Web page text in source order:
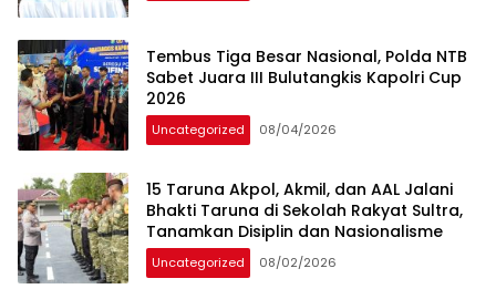
Tembus Tiga Besar Nasional, Polda NTB
Sabet Juara III Bulutangkis Kapolri Cup
2026
Uncategorized 08/04/2026
15 Taruna Akpol, Akmil, dan AAL Jalani
Bhakti Taruna di Sekolah Rakyat Sultra,
Tanamkan Disiplin dan Nasionalisme
Uncategorized 08/02/2026